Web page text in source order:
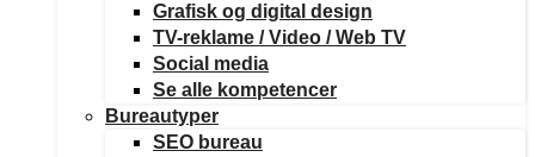
Grafisk og digital design
TV-reklame / Video / Web TV
Social media
Se alle kompetencer
Bureautyper
SEO bureau